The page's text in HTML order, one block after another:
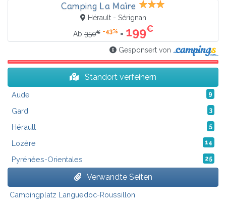
Camping La Maïre
Hérault - Sérignan
Ab350€ -43% = 199€
Gesponsert von
Standort verfeinern
Aude 9
Gard 3
Hérault 5
Lozère 14
Pyrénées-Orientales 25
Verwandte Seiten
Campingplatz Languedoc-Roussillon